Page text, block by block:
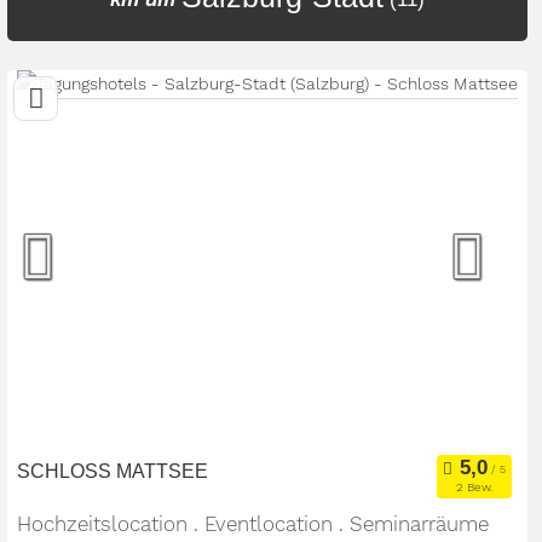
SCHLOSS MATTSEE
2 Bew.
Hochzeitslocation . Eventlocation . Seminarräume
19,7 km